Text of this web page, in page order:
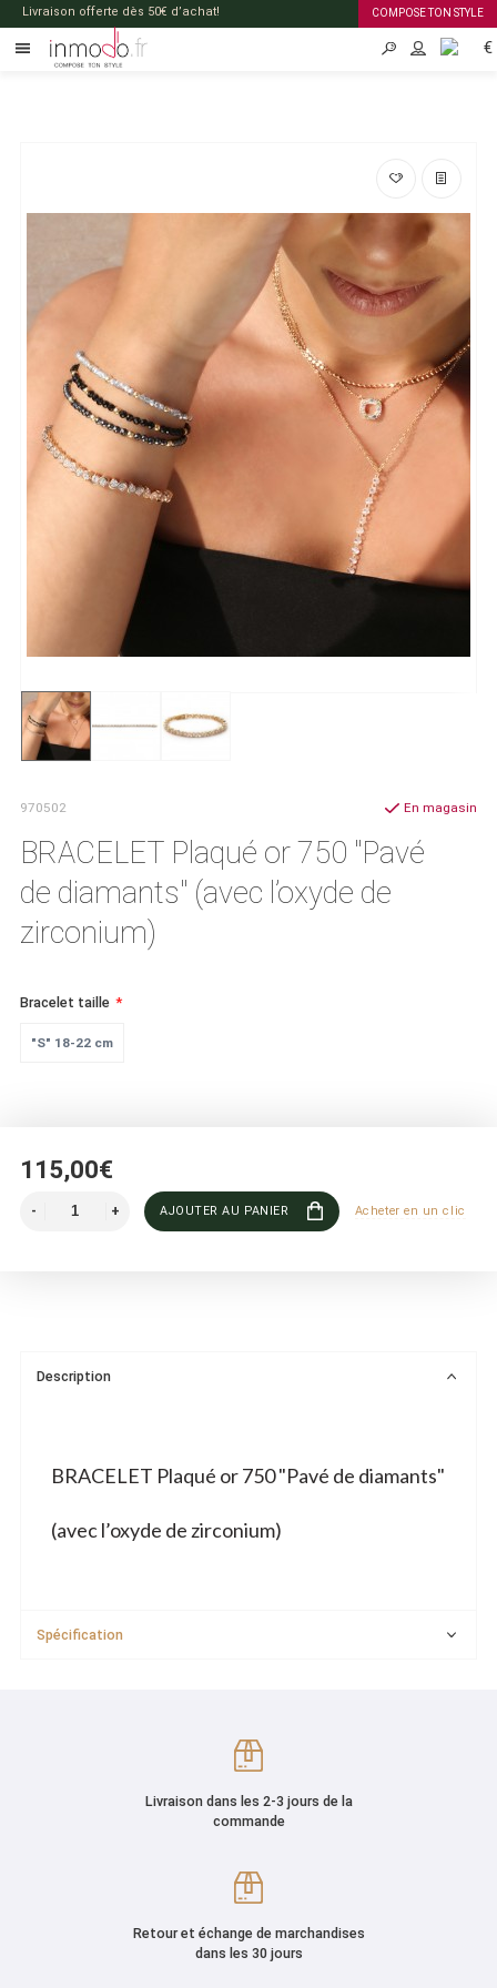
COMPOSE TON STYLE
Livraison offerte dès 50€ d’achat!
FR €
970502
BRACELET Plaqué or 750 "Pavé
de diamants" (avec l’oxyde de
zirconium)
En magasin
Bracelet taille
"S" 18-22 cm
115,00€
AJOUTER AU PANIER Acheter en un clic
Description
BRACELET Plaqué or 750 "Pavé de diamants"
(avec l’oxyde de zirconium)
Spécification
Livraison dans les 2-3 jours de la
commande
Retour et échange de marchandises
dans les 30 jours